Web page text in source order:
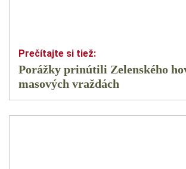
Porážky prinútili Zelenského
masových vraždách